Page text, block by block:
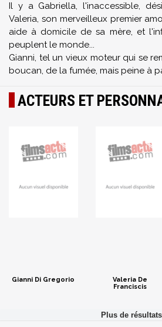
Il y a Gabriella, l'inaccessible,
Valeria, son merveilleux premier
aide à domicile de sa mère, et
peuplent le monde...
Gianni, tel un vieux moteur qui se
boucan, de la fumée, mais peine à
ACTEURS ET
Gianni Di Gregorio
Valeria De
Franciscis